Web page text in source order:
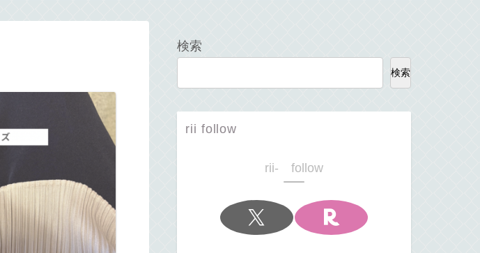
検索
検索
rii follow
rii- follow